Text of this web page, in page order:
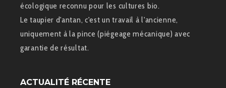
écologique reconnu pour les cultures bio.
Le taupier d'antan, c'est un travail à l'ancienne,
uniquement à la pince (piégeage mécanique) avec
garantie de résultat.
ACTUALITÉ RÉCENTE